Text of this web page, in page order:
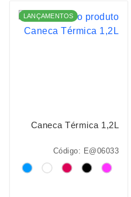
LANÇAMENTOS
Caneca Térmica 1,2L
Código: E@06033